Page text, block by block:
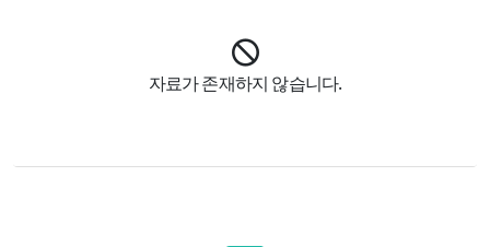
자료가 존재하지 않습니다.